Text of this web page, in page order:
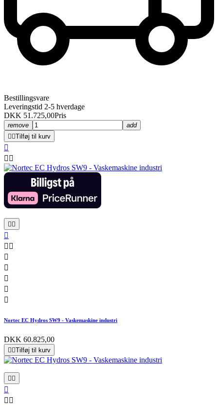
Bestillingsvare
Leveringstid 2-5 hverdage
DKK 51.725,00Pris
remove
add
 Tilføj til kurv

 
 

 





Nortec EC Hydros SW9 - Vaskemaskine industri
DKK 60.825,00
 Tilføj til kurv
 

 